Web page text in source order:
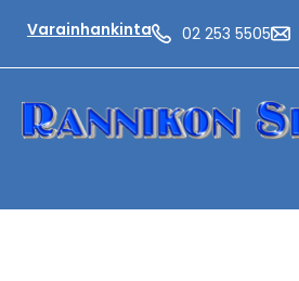
Varainhankinta 02 253 5505